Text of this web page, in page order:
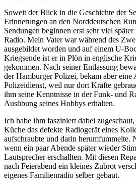
Soweit der Blick in die Geschichte der
Erinnerungen an den Norddeutschen
Sendungen beginnen erst sehr viel
Radio. Mein Vater war während des
ausgebildet worden und auf einem U-
Kriegsende ist er in Plön in englische
gekommen. Nach seiner Entlassung
der Hamburger Polizei, bekam aber eine
Polizeidienst, weil nur dort Kräfte
ihm seine Kenntnisse in der Funk- und
Ausübung seines Hobbys erhalten.
Ich habe ihm fasziniert dabei
Küche das defekte Radiogerät eines
aufschraubte und darin herumfummelte.
wenn ein paar Abende später wieder
Lautsprecher erschallten. Mit diesen
nach Feierabend ein kleines Zubrot
eigenes Familienradio selber gebaut.